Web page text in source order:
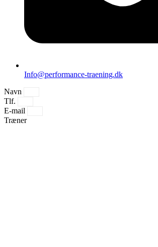
Info@performance-traening.dk
Navn
Tlf.
E-mail
Træner